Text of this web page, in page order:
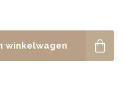
winkelwagen